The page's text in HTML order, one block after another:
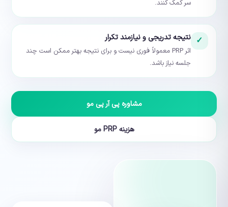
سر کمک کنند.
✓ نتیجه تدریجی و نیازمند تکرار
اثر PRP معمولاً فوری نیست و برای نتیجه بهتر ممکن است چند
جلسه نیاز باشد.
مشاوره پی آر پی مو
هزینه PRP مو